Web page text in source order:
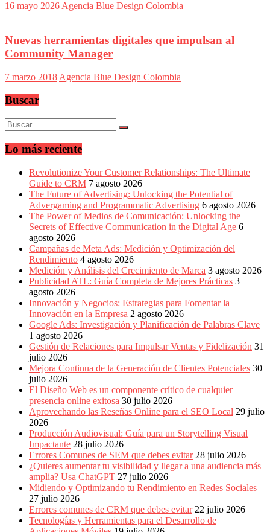
16 mayo 2026 Agencia Blue Design Colombia
Nuevas herramientas digitales que impulsan al
Community Manager
7 marzo 2018 Agencia Blue Design Colombia
Buscar
Lo más reciente
Revolutionize Your Customer Relationships: The Ultimate
Guide to CRM 7 agosto 2026
The Future of Advertising: Unlocking the Potential of
Advergaming and Programmatic Advertising 6 agosto 2026
The Power of Medios de Comunicación: Unlocking the
Secrets of Effective Communication in the Digital Age 6
agosto 2026
Campañas de Meta Ads: Medición y Optimización del
Rendimiento 4 agosto 2026
Medición y Análisis del Crecimiento de Marca 3 agosto 2026
Publicidad ATL: Guía Completa de Mejores Prácticas 3
agosto 2026
Innovación y Negocios: Estrategias para Fomentar la
Innovación en la Empresa 2 agosto 2026
Google Ads: Investigación y Planificación de Palabras Clave
1 agosto 2026
Gestión de Relaciones para Impulsar Ventas y Fidelización 31
julio 2026
Mejora Continua de la Generación de Clientes Potenciales 30
julio 2026
El Diseño Web es un componente crítico de cualquier
presencia online exitosa 30 julio 2026
Aprovechando las Reseñas Online para el SEO Local 29 julio
2026
Producción Audiovisual: Guía para un Storytelling Visual
Impactante 28 julio 2026
Errores Comunes de SEM que debes evitar 28 julio 2026
¿Quieres aumentar tu visibilidad y llegar a una audiencia más
amplia? Usa ChatGPT 27 julio 2026
Midiendo y Optimizando tu Rendimiento en Redes Sociales
27 julio 2026
Errores comunes de CRM que debes evitar 22 julio 2026
Tecnologías y Herramientas para el Desarrollo de